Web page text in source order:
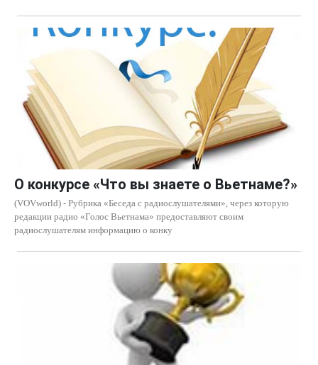
О конкурсе «Что вы знаете о Вьетнаме?»
(VOVworld) - Рубрика «Беседа с радиослушателями», через которую
редакции радио «Голос Вьетнама» предоставляют своим
радиослушателям информацию о конку